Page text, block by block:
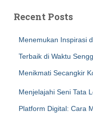
Recent Posts
Menemukan Inspirasi
Terbaik di Waktu
Menikmati Secangkir
Menjelajahi Seni Tata
Platform Digital: Cara